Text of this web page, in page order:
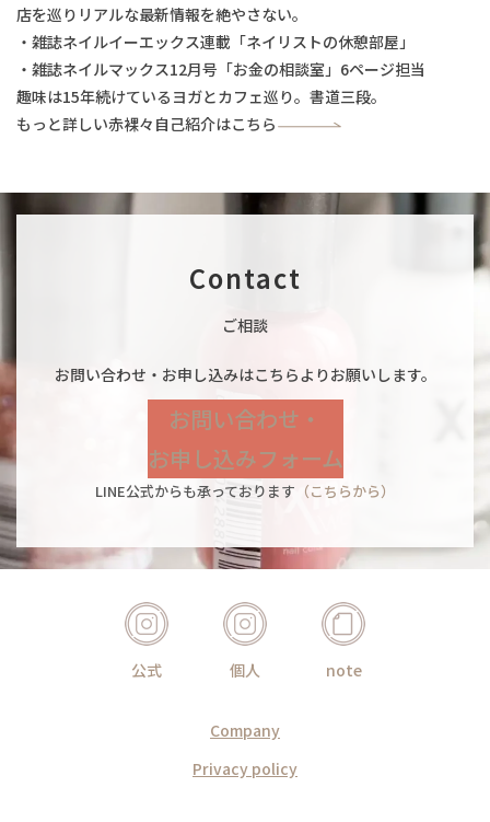
店を巡りリアルな最新情報を絶やさない。
・雑誌ネイルイーエックス連載「ネイリストの休憩部屋」
・雑誌ネイルマックス12月号「お金の相談室」6ページ担当
趣味は15年続けているヨガとカフェ巡り。書道三段。
もっと詳しい赤裸々自己紹介はこちら
Contact
ご相談
お問い合わせ・お申し込みはこちらよりお願いします。
お問い合わせ・
お申し込みフォーム
LINE公式からも承っております （こちらから）
公式 個人 note
Company
Privacy policy